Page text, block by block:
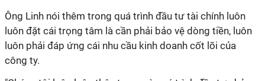
Ông Linh nói thêm trong quá trình đầu tư tài chính luôn
luôn đặt cái trọng tâm là cần phải bảo vệ dòng tiền, luôn
luôn phải đáp ứng cái nhu cầu kinh doanh cốt lõi của
công ty.